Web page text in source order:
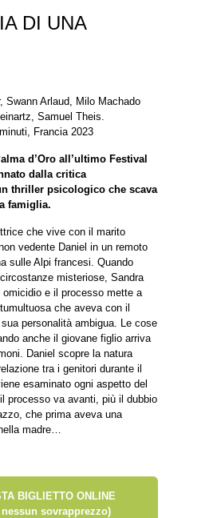
DI UNA
Swann Arlaud, Milo Machado
Samuel Theis.
Francia 2023
d’Oro all’ultimo Festival
dalla critica
thriller psicologico che scava
famiglia.
che vive con il marito
vedente Daniel in un remoto
sulle Alpi francesi. Quando
misteriose, Sandra
e il processo mette a
che aveva con il
personalità ambigua. Le cose
anche il giovane figlio arriva
Daniel scopre la natura
tra i genitori durante il
esaminato ogni aspetto del
processo va avanti, più il dubbio
che prima aveva una
madre…
BIGLIETTO ONLINE
sovrapprezzo)